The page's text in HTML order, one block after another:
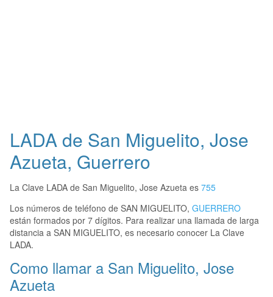
LADA de San Miguelito, Jose
Azueta, Guerrero
La Clave LADA de San Miguelito, Jose Azueta es 755
Los números de teléfono de SAN MIGUELITO, GUERRERO
están formados por 7 dígitos. Para realizar una llamada de larga
distancia a SAN MIGUELITO, es necesario conocer La Clave
LADA.
Como llamar a San Miguelito, Jose
Azueta